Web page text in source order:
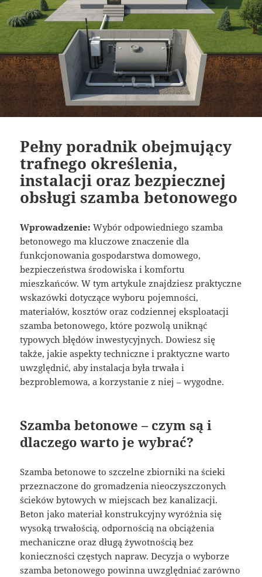
Pełny poradnik obejmujący
trafnego określenia,
instalacji oraz bezpiecznej
obsługi szamba betonowego
Wprowadzenie: Wybór odpowiedniego szamba
betonowego ma kluczowe znaczenie dla
funkcjonowania gospodarstwa domowego,
bezpieczeństwa środowiska i komfortu
mieszkańców. W tym artykule znajdziesz praktyczne
wskazówki dotyczące wyboru pojemności,
materiałów, kosztów oraz codziennej eksploatacji
szamba betonowego, które pozwolą uniknąć
typowych błędów inwestycyjnych. Dowiesz się
także, jakie aspekty techniczne i praktyczne warto
uwzględnić, aby instalacja była trwała i
bezproblemowa, a korzystanie z niej – wygodne.
Szamba betonowe – czym są i
dlaczego warto je wybrać?
Szamba betonowe to szczelne zbiorniki na ścieki
przeznaczone do gromadzenia nieoczyszczonych
ścieków bytowych w miejscach bez kanalizacji.
Beton jako materiał konstrukcyjny wyróżnia się
wysoką trwałością, odpornością na obciążenia
mechaniczne oraz długą żywotnością bez
konieczności częstych napraw. Decyzja o wyborze
szamba betonowego powinna uwzględniać zarówno